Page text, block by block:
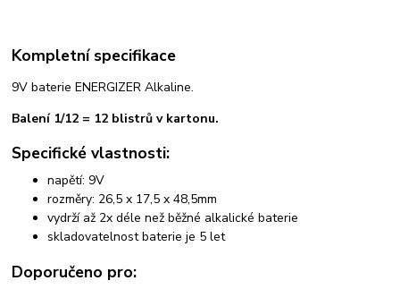
Kompletní specifikace
9V baterie ENERGIZER Alkaline.
Balení 1/12 = 12 blistrů v kartonu.
Specifické vlastnosti:
napětí: 9V
rozměry: 26,5 x 17,5 x 48,5mm
vydrží až 2x déle než běžné alkalické baterie
skladovatelnost baterie je 5 let
Doporučeno pro: